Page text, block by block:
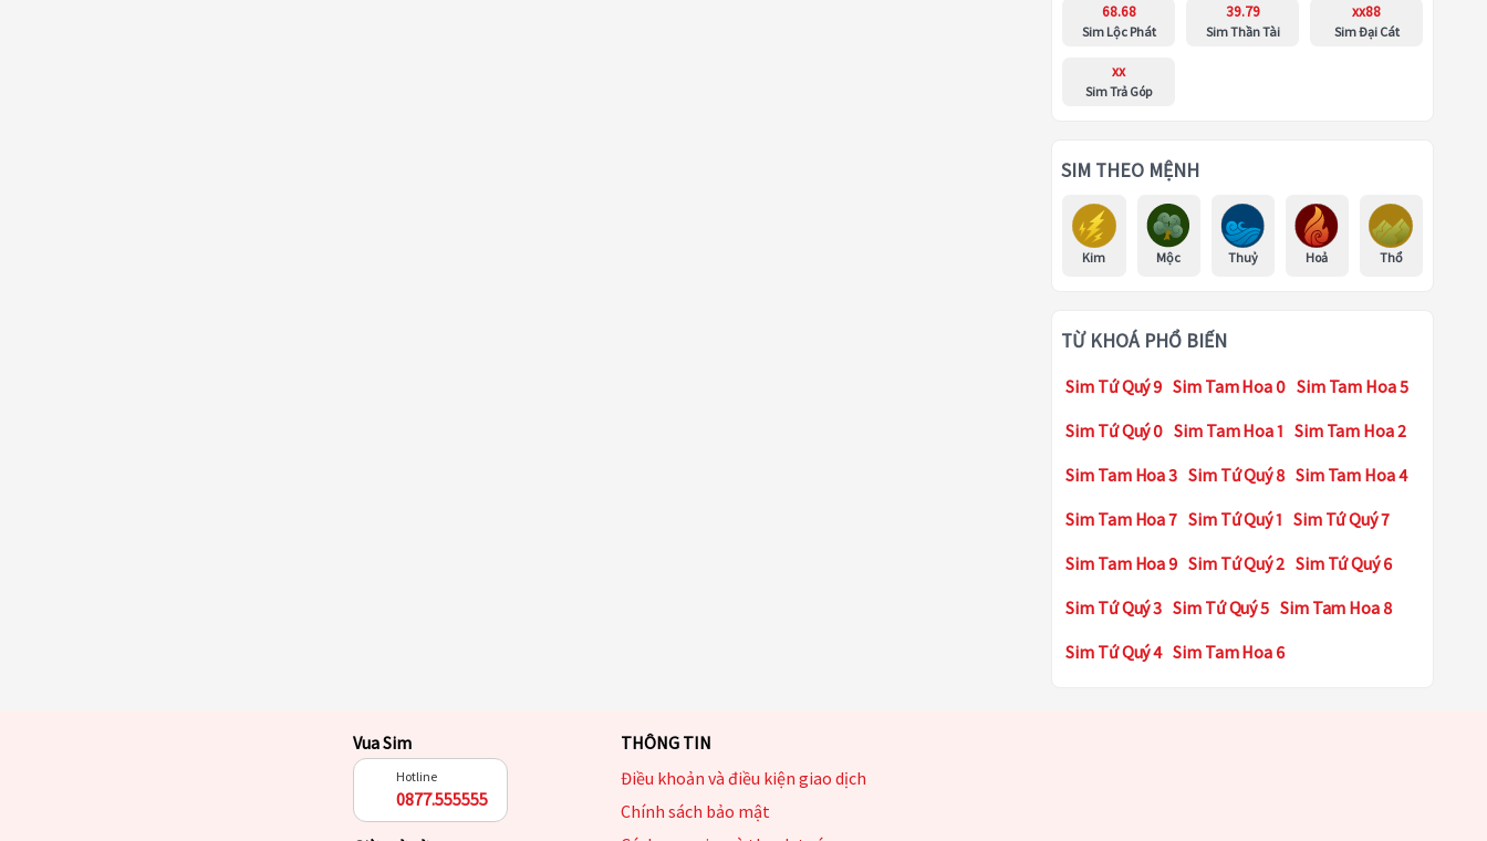
68.68
Sim Lộc Phát
39.79
Sim Thần Tài
xx88
Sim Đại Cát
xx
Sim Trả Góp
SIM THEO MỆNH
Kim Mộc Thuỷ Hoả Thổ
TỪ KHOÁ PHỔ BIẾN
Sim Tứ Quý 9 Sim Tam Hoa 0 Sim Tam Hoa 5
Sim Tứ Quý 0 Sim Tam Hoa 1 Sim Tam Hoa 2
Sim Tam Hoa 3 Sim Tứ Quý 8 Sim Tam Hoa 4
Sim Tam Hoa 7 Sim Tứ Quý 1 Sim Tứ Quý 7
Sim Tam Hoa 9 Sim Tứ Quý 2 Sim Tứ Quý 6
Sim Tứ Quý 3 Sim Tứ Quý 5 Sim Tam Hoa 8
Sim Tứ Quý 4 Sim Tam Hoa 6
Vua Sim
Hotline
0877.555555
THÔNG TIN
Điều khoản và điều kiện giao dịch
Chính sách bảo mật